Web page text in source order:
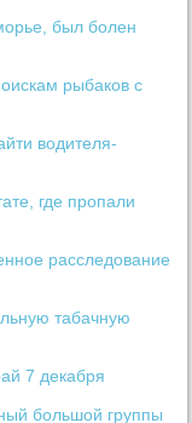
был болен
рыбаков с
водителя-
где пропали
расследование
табачную
7 декабря
большой группы